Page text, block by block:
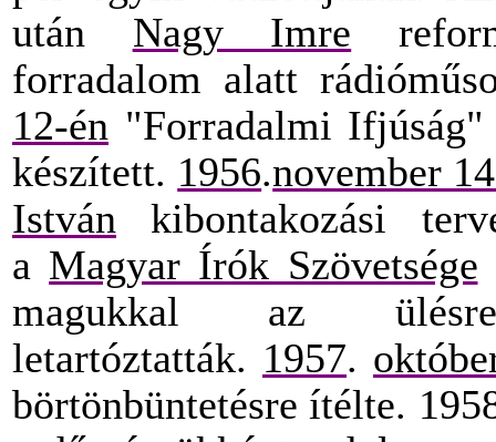
után Nagy Imre
forradalom alatt
12-én "Forradalmi Ifjúság"
készített. 1956.november
István kibontakozási
a Magyar Írók Szövetsége
magukkal az
letartóztatták. 1957.
börtönbüntetésre ítélte.